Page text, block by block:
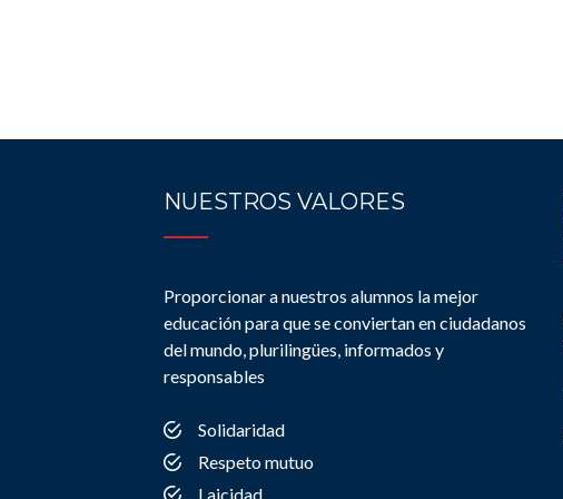
NUESTROS VALORES
Proporcionar a nuestros alumnos la mejor
educación para que se conviertan en ciudadanos
del mundo, plurilingües, informados y
responsables
Solidaridad
Respeto mutuo
Laicidad